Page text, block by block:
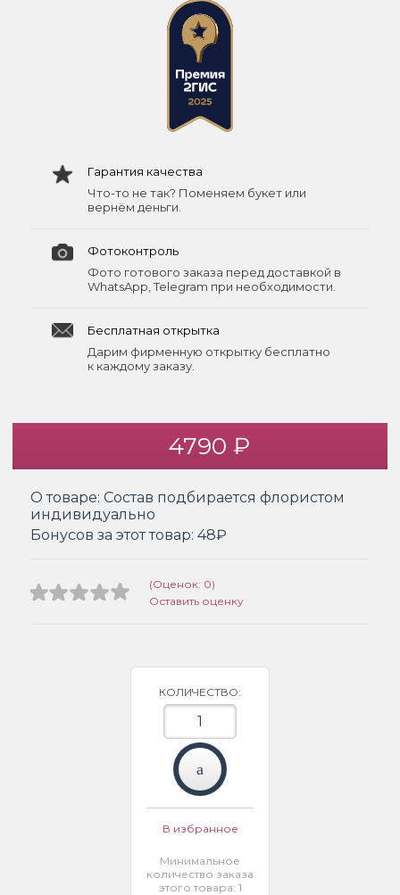
Гарантия качества
Что-то не так? Поменяем букет или
вернём деньги.
Фотоконтроль
Фото готового заказа перед доставкой в
WhatsApp, Telegram при необходимости.
Бесплатная открытка
Дарим фирменную открытку бесплатно
к каждому заказу.
4790 ₽
О товаре: Состав подбирается флористом
индивидуально
Бонусов за этот товар: 48₽
(Оценок: 0)
Оставить оценку
КОЛИЧЕСТВО:
В избранное
Минимальное
количество заказа
этого товара: 1